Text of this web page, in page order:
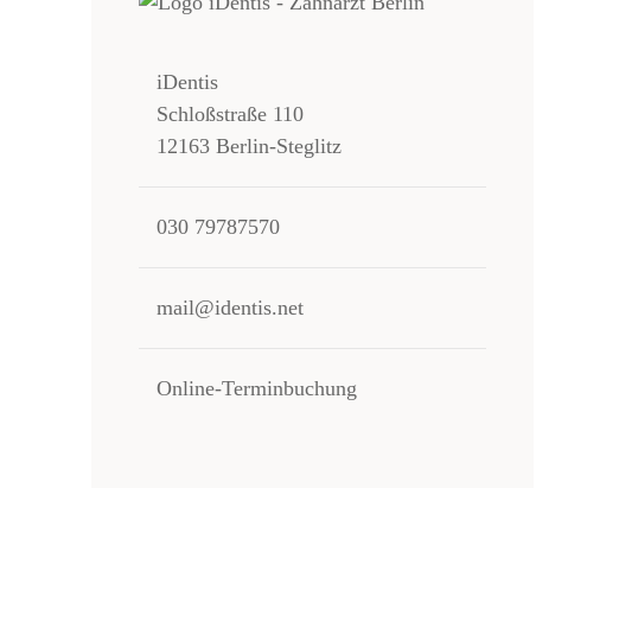
iDentis
Schloßstraße 110
12163 Berlin-Steglitz
030 79787570
mail@identis.net
Online-Terminbuchung